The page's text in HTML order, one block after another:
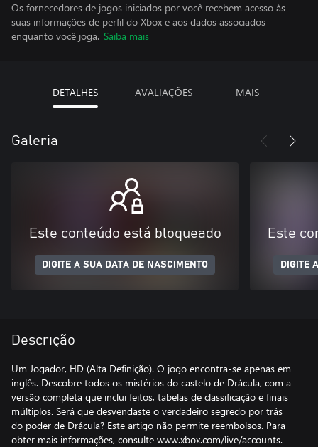
Os fornecedores de jogos iniciados por você recebem acesso às
suas informações de perfil do Xbox e aos dados associados
enquanto você joga. Saiba mais
DETALHES AVALIAÇÕES MAIS
Galeria
Este conteúdo está bloqueado
DIGITE A SUA DATA DE NASCIMENTO
Este
DIGITE
Descrição
Um Jogador, HD (Alta Definição). O jogo encontra-se apenas em
inglês. Descobre todos os mistérios do castelo de Drácula, com a
versão completa que inclui feitos, tabelas de classificação e finais
múltiplos. Será que desvendaste o verdadeiro segredo por trás
do poder de Drácula? Este artigo não permite reembolsos. Para
obter mais informações, consulte www.xbox.com/live/accounts.